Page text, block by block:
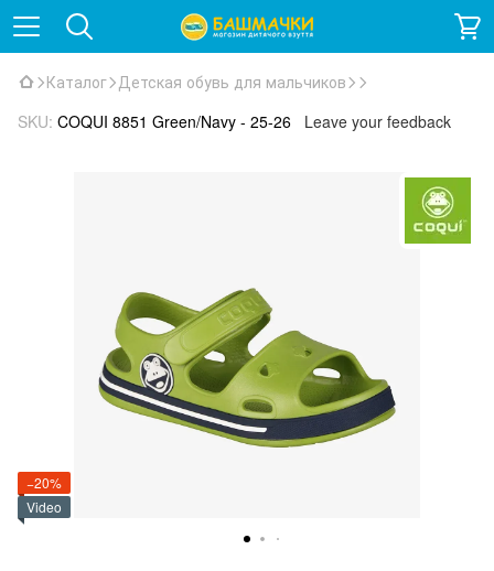
Каталог Детская обувь для мальчиков
SKU: COQUI 8851 Green/Navy - 25-26 Leave your feedback
−20%
Video